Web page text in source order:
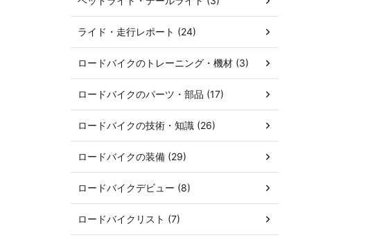
ライド・走行レポート (24)
ロードバイクのトレーニング・機材 (3)
ロードバイクのパーツ・部品 (17)
ロードバイクの技術・知識 (26)
ロードバイクの装備 (29)
ロードバイクデビュー (8)
ロードバイクリスト (7)